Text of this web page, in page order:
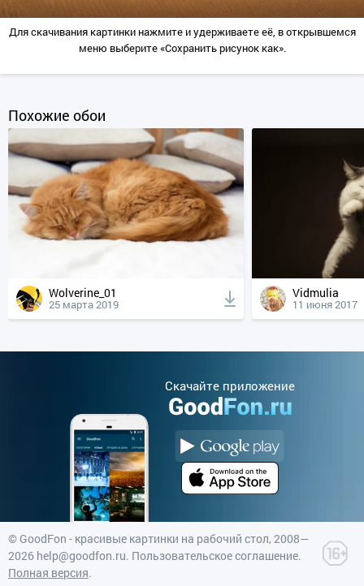
Для скачивания картинки нажмите и удерживаете её, в открывшемся
меню выберите «Сохранить рисунок как».
Похожие обои
Wolverine_01
25 марта 2019
Vidmulia
11 июня 2017
Cкачайте приложение
© GoodFon - красивые картинки на рабочий стол, 2008—
2026 help@goodfon.ru. Пользовательское соглашение.
Полная версия.